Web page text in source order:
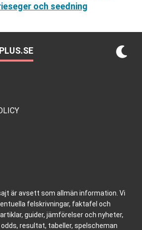
och seedning
är avsett som allmän information. Vi
felskrivningar, faktafel och
guider, jämförelser och nyheter,
resultat, tabeller, spelscheman